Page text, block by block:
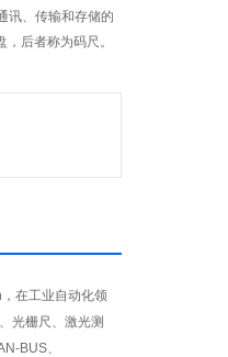
讯、传输和存储的
后者称为码尺。
在工业自动化领
光栅尺、激光测
BUS、